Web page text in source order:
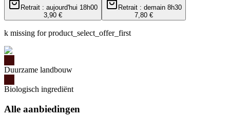
Retrait : aujourd'hui 18h00
3,90 €
Retrait : demain 8h30
7,80 €
k missing for product_select_offer_first
Duurzame landbouw
Biologisch ingrediënt
Alle aanbiedingen